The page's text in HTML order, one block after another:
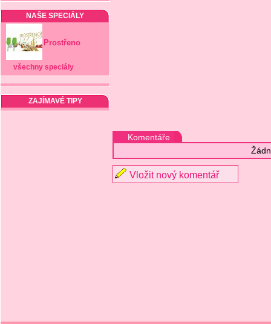
NAŠE SPECIÁLY
Prostřeno
všechny speciály
ZAJÍMAVÉ TIPY
Komentáře
Vložit nový komentář